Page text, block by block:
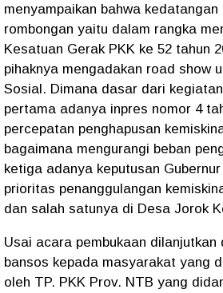
menyampaikan bahwa
rombongan yaitu dalam rangka
Kesatuan Gerak PKK ke 52 tahun
pihaknya mengadakan road show
Sosial. Dimana dasar dari
pertama adanya inpres nomor 4
percepatan penghapusan
bagaimana mengurangi beban
ketiga adanya keputusan
prioritas penanggulangan
dan salah satunya di Desa Jorok
Usai acara pembukaan dilanjutkan
bansos kepada masyarakat yang
oleh TP. PKK Prov. NTB yang